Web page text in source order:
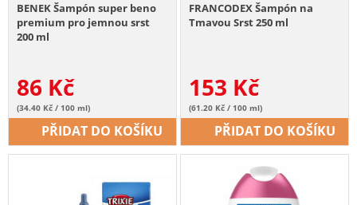
BENEK Šampón super beno
premium pro jemnou srst
200 ml
86 Kč
(34.40 Kč / 100 ml)
PŘIDAT DO KOŠÍKU
FRANCODEX Šampón na
Tmavou Srst 250 ml
153 Kč
(61.20 Kč / 100 ml)
PŘIDAT DO KOŠÍKU